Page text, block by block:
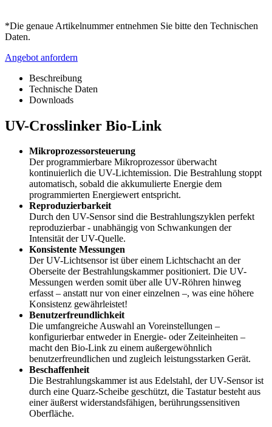
*Die genaue Artikelnummer entnehmen Sie bitte den Technischen
Daten.
Angebot anfordern
Beschreibung
Technische Daten
Downloads
UV-Crosslinker Bio-Link
Mikroprozessorsteuerung
Der programmierbare Mikroprozessor überwacht
kontinuierlich die UV-Lichtemission. Die Bestrahlung stoppt
automatisch, sobald die akkumulierte Energie dem
programmierten Energiewert entspricht.
Reproduzierbarkeit
Durch den UV-Sensor sind die Bestrahlungszyklen perfekt
reproduzierbar - unabhängig von Schwankungen der
Intensität der UV-Quelle.
Konsistente Messungen
Der UV-Lichtsensor ist über einem Lichtschacht an der
Oberseite der Bestrahlungskammer positioniert. Die UV-
Messungen werden somit über alle UV-Röhren hinweg
erfasst – anstatt nur von einer einzelnen –, was eine höhere
Konsistenz gewährleistet!
Benutzerfreundlichkeit
Die umfangreiche Auswahl an Voreinstellungen –
konfigurierbar entweder in Energie- oder Zeiteinheiten –
macht den Bio-Link zu einem außergewöhnlich
benutzerfreundlichen und zugleich leistungsstarken Gerät.
Beschaffenheit
Die Bestrahlungskammer ist aus Edelstahl, der UV-Sensor ist
durch eine Quarz-Scheibe geschützt, die Tastatur besteht aus
einer äußerst widerstandsfähigen, berührungssensitiven
Oberfläche.